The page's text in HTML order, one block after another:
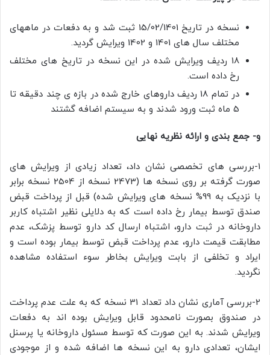
نسخه در تاریخ 15/02/1401 ثبت شد و به دفعات در ماههای
مختلف سال های 1401 و 1402 ویرایش گردید.
18 ردیف ویرایش شده در این نسخه در تاریخ های مختلف
رخ داده است.
در تمام 18 ردیف داروهای خارج شده در بازه ی چند دقیقه تا
5 ماه ثبت ورود شدند و به سیستم اضافه گشتند
و- جمع بندی و ارائه نظریه نهایی
1-بررسی های تخصصی نشان داد، تعداد زیادی از ویرایش های
صورت گرفته بر روی نسخه ها (2473 نسخه از 2504 نسخه برابر
با نزدیک به 99% نسخه های ویرایش شده) قبل از پرداخت قبض
صندق توسط بیمار رخ داده است که به دلایلی نظیر اشتباه کاربر
داروخانه در ثبت دارو، اشتباه ارسال کد دارو توسط پزشک، عدم
مطابقت قیمت دارو، عدم پرداخت قبض توسط بیمار بوده است و
ایراد و تخلفی از بابت ویرایش بخاطر سوء استفاده مشاهده
نگردید.
2-بررسی آماری نشان داد تعداد 31 نسخه که به علت عدم پرداخت
در صندوق بصورت نامحدود قابل ویرایش بوده اند به دفعات
ویرایش شدند. به این صورت که توسط مسئول داروخانه یا پرسنل
ایشان، تعدادی دارو به این نسخه ها اضافه شده و از موجودی